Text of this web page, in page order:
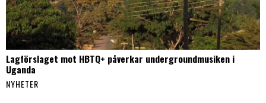
Lagförslaget mot HBTQ+ påverkar undergroundmusiken i
Uganda
NYHETER